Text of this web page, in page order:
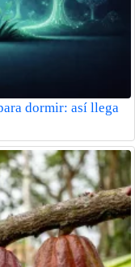
dormir: así llega